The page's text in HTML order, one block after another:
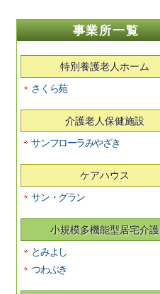
事業所一覧
特別養護老人ホーム
さくら苑
介護老人保健施設
サンフローラみやざき
ケアハウス
サン・グラン
小規模多機能型居宅介護
とみよし
つわぶき